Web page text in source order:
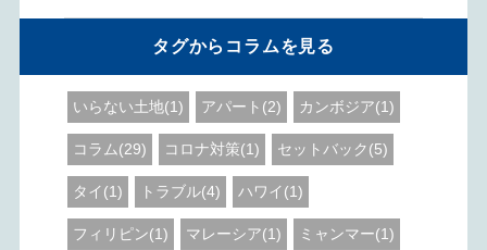
タグからコラムを見る
いらない土地(1) アパート(2) カンボジア(1)
コラム(29) コロナ対策(1) セットバック(5)
タイ(1) トラブル(4) ハワイ(1)
フィリピン(1) マレーシア(1) ミャンマー(1)